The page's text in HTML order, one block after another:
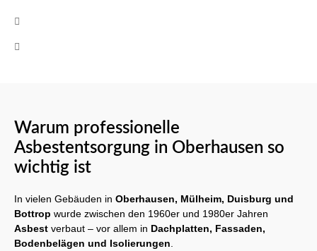
Warum professionelle
Asbestentsorgung in Oberhausen so
wichtig ist
In vielen Gebäuden in Oberhausen, Mülheim, Duisburg und
Bottrop wurde zwischen den 1960er und 1980er Jahren
Asbest verbaut – vor allem in Dachplatten, Fassaden,
Bodenbelägen und Isolierungen